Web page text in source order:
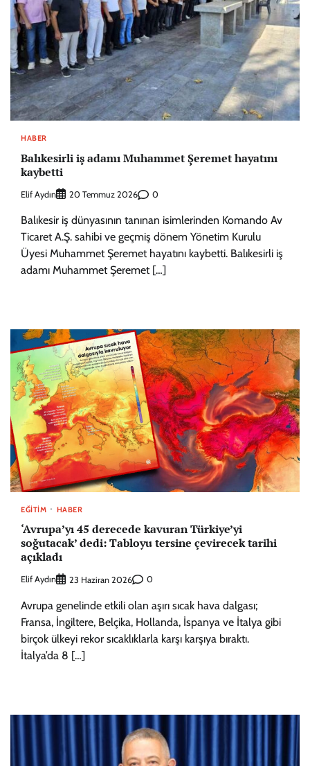
HABER
Balıkesirli iş adamı Muhammet Şeremet hayatını
kaybetti
Elif Aydın 20 Temmuz 2026 0
Balıkesir iş dünyasının tanınan isimlerinden Komando Av
Ticaret A.Ş. sahibi ve geçmiş dönem Yönetim Kurulu
Üyesi Muhammet Şeremet hayatını kaybetti. Balıkesirli iş
adamı Muhammet Şeremet […]
EĞITIM HABER
‘Avrupa’yı 45 derecede kavuran Türkiye’yi
soğutacak’ dedi: Tabloyu tersine çevirecek tarihi
açıkladı
Elif Aydın 23 Haziran 2026 0
Avrupa genelinde etkili olan aşırı sıcak hava dalgası;
Fransa, İngiltere, Belçika, Hollanda, İspanya ve İtalya gibi
birçok ülkeyi rekor sıcaklıklarla karşı karşıya bıraktı.
İtalya’da 8 […]